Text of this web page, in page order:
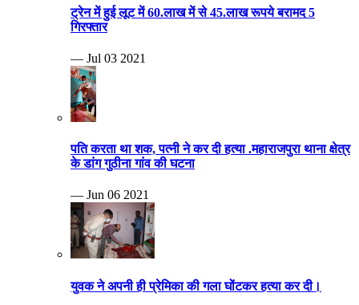
ट्रेन में हुई लूट में 60.लाख में से 45.लाख रूपये बरामद 5
गिरफ्तार
— Jul 03 2021
पति करता था शक, पत्नी ने कर दी हत्या .महाराजपुरा थाना क्षेत्र
के डांग गुठीना गांव की घटना
— Jun 06 2021
युवक ने अपनी ही प्रेमिका की गला घोंटकर हत्या कर दी।